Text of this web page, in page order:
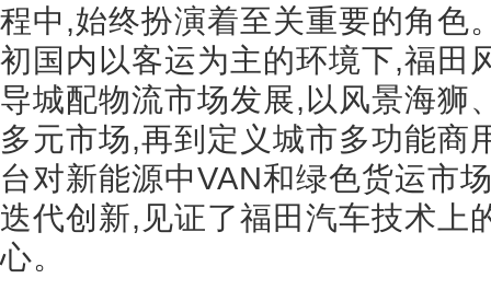
程中,始终扮演着至关重要的角色
初国内以客运为主的环境下,福田
导城配物流市场发展,以风景海狮
多元市场,再到定义城市多功能商
台对新能源中VAN和绿色货运市
迭代创新,见证了福田汽车技术上
心。